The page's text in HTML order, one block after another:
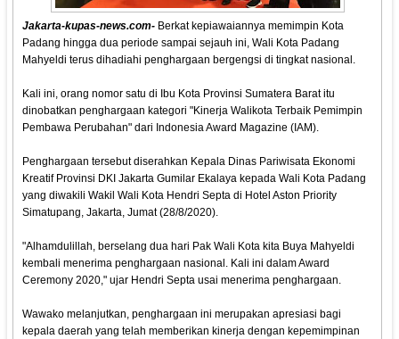
Jakarta-kupas-news.com- Berkat kepiawaiannya memimpin Kota
Padang hingga dua periode sampai sejauh ini, Wali Kota Padang
Mahyeldi terus dihadiahi penghargaan bergengsi di tingkat nasional.
Kali ini, orang nomor satu di Ibu Kota Provinsi Sumatera Barat itu
dinobatkan penghargaan kategori "Kinerja Walikota Terbaik Pemimpin
Pembawa Perubahan" dari Indonesia Award Magazine (IAM).
Penghargaan tersebut diserahkan Kepala Dinas Pariwisata Ekonomi
Kreatif Provinsi DKI Jakarta Gumilar Ekalaya kepada Wali Kota Padang
yang diwakili Wakil Wali Kota Hendri Septa di Hotel Aston Priority
Simatupang, Jakarta, Jumat (28/8/2020).
"Alhamdulillah, berselang dua hari Pak Wali Kota kita Buya Mahyeldi
kembali menerima penghargaan nasional. Kali ini dalam Award
Ceremony 2020," ujar Hendri Septa usai menerima penghargaan.
Wawako melanjutkan, penghargaan ini merupakan apresiasi bagi
kepala daerah yang telah memberikan kinerja dengan kepemimpinan